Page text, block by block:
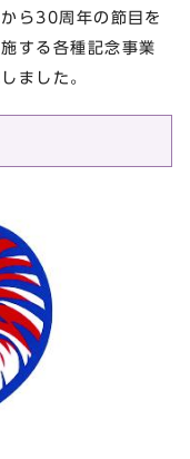
ら30周年の節目を
する各種記念事業
ました。